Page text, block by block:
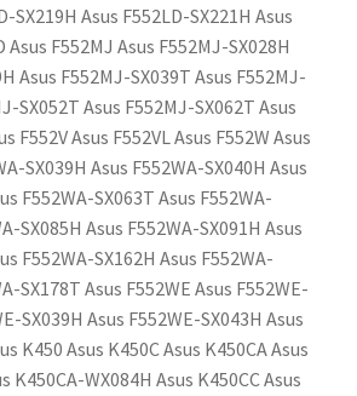
SX219H Asus F552LD-SX221H Asus
Asus F552MJ Asus F552MJ-SX028H
Asus F552MJ-SX039T Asus F552MJ-
SX052T Asus F552MJ-SX062T Asus
F552V Asus F552VL Asus F552W Asus
SX039H Asus F552WA-SX040H Asus
F552WA-SX063T Asus F552WA-
SX085H Asus F552WA-SX091H Asus
F552WA-SX162H Asus F552WA-
SX178T Asus F552WE Asus F552WE-
SX039H Asus F552WE-SX043H Asus
K450 Asus K450C Asus K450CA Asus
K450CA-WX084H Asus K450CC Asus